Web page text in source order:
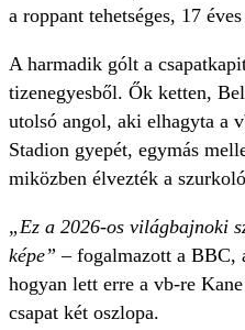
a roppant tehetséges, 17
A harmadik gólt a
tizenegyesből. Ők ketten,
utolsó angol, aki elhagyta a
Stadion gyepét, egymás
miközben élvezték a
„Ez a 2026-os világbajnoki
képe” – fogalmazott a BBC,
hogyan lett erre a vb-re
csapat két oszlopa.